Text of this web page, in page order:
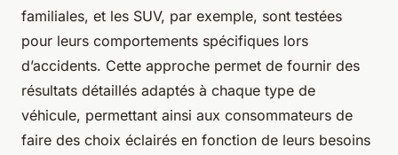
familiales, et les SUV, par exemple, sont testées
pour leurs comportements spécifiques lors
d’accidents. Cette approche permet de fournir des
résultats détaillés adaptés à chaque type de
véhicule, permettant ainsi aux consommateurs de
faire des choix éclairés en fonction de leurs besoins